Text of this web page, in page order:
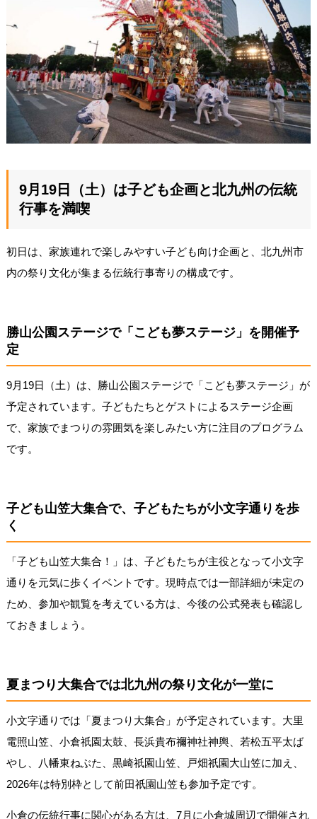
9月19日（土）は子ども企画と北九州の伝統
行事を満喫
初日は、家族連れで楽しみやすい子ども向け企画と、北九州市
内の祭り文化が集まる伝統行事寄りの構成です。
勝山公園ステージで「こども夢ステージ」を開催予
定
9月19日（土）は、勝山公園ステージで「こども夢ステージ」が
予定されています。子どもたちとゲストによるステージ企画
で、家族でまつりの雰囲気を楽しみたい方に注目のプログラム
です。
子ども山笠大集合で、子どもたちが小文字通りを歩
く
「子ども山笠大集合！」は、子どもたちが主役となって小文字
通りを元気に歩くイベントです。現時点では一部詳細が未定の
ため、参加や観覧を考えている方は、今後の公式発表も確認し
ておきましょう。
夏まつり大集合では北九州の祭り文化が一堂に
小文字通りでは「夏まつり大集合」が予定されています。大里
電照山笠、小倉祇園太鼓、長浜貴布禰神社神輿、若松五平太ば
やし、八幡東ねぶた、黒崎祇園山笠、戸畑祇園大山笠に加え、
2026年は特別枠として前田祇園山笠も参加予定です。
小倉の伝統行事に関心がある方は、7月に小倉城周辺で開催され